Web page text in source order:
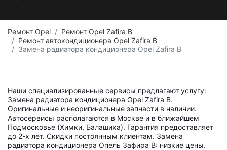
Ремонт Opel
Ремонт Opel Zafira B
Ремонт автокондиционера Opel Zafira B
Замена радиатора кондиционера Opel Zafira B
Наши специализированные сервисы предлагают услугу:
Замена радиатора кондиционера Opel Zafira B.
Оригинальные и неоригинальные запчасти в наличии.
Автосервисы располагаются в Москве и в ближайшем
Подмосковье (Химки, Балашиха). Гарантия предоставляет
до 2-х лет. Скидки постоянным клиентам. Замена
радиатора кондиционера Опель Зафира B: низкие цены.